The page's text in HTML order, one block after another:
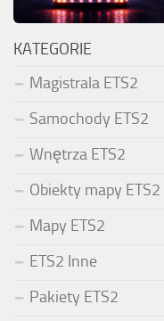
KATEGORIE
Magistrala ETS2
Samochody ETS2
Wnętrza ETS2
Obiekty mapy ETS2
Mapy ETS2
ETS2 Inne
Pakiety ETS2